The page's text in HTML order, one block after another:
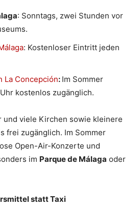
: Sonntags, zwei Stunden vor
: Kostenloser Eintritt jeden
La Concepción: Im Sommer
kostenlos zugänglich.
und viele Kirchen sowie kleinere
frei zugänglich. Im Sommer
Open-Air-Konzerte und
im Parque de Málaga oder
statt Taxi